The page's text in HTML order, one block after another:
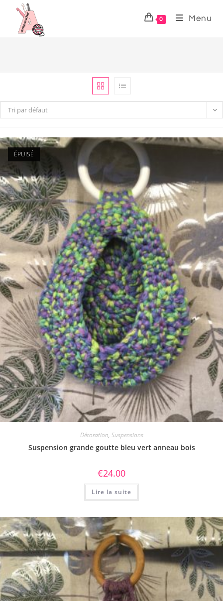
0 Menu
Tri par défaut
ÉPUISÉ
Décoration, Suspensions
Suspension grande goutte bleu vert anneau bois
€24.00
Lire la suite